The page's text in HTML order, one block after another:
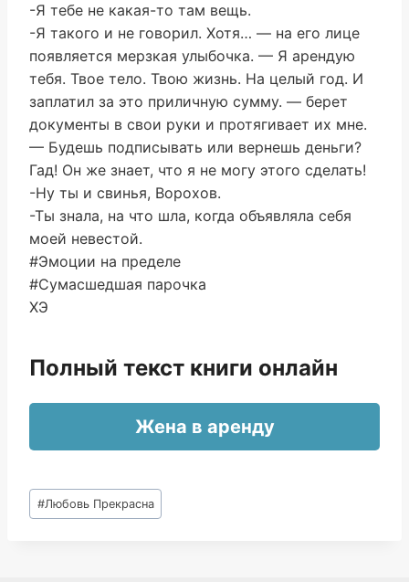
-Я тебе не какая-то там вещь.
-Я такого и не говорил. Хотя… — на его лице
появляется мерзкая улыбочка. — Я арендую
тебя. Твое тело. Твою жизнь. На целый год. И
заплатил за это приличную сумму. — берет
документы в свои руки и протягивает их мне.
— Будешь подписывать или вернешь деньги?
Гад! Он же знает, что я не могу этого сделать!
-Ну ты и свинья, Ворохов.
-Ты знала, на что шла, когда объявляла себя
моей невестой.
#Эмоции на пределе
#Сумасшедшая парочка
ХЭ
Полный текст книги онлайн
Жена в аренду
Метки
записи:
#Любовь Прекрасна